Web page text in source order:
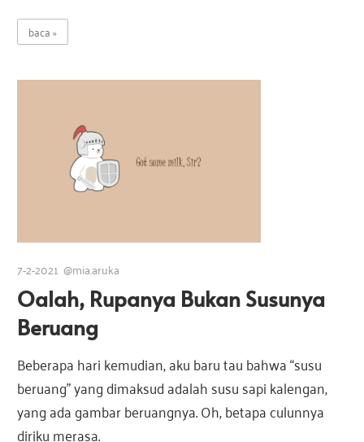
baca
7-2-2021 @mia.aruka
Oalah, Rupanya Bukan Susunya
Beruang
Beberapa hari kemudian, aku baru tau bahwa “susu
beruang” yang dimaksud adalah susu sapi kalengan,
yang ada gambar beruangnya. Oh, betapa culunnya
diriku merasa.